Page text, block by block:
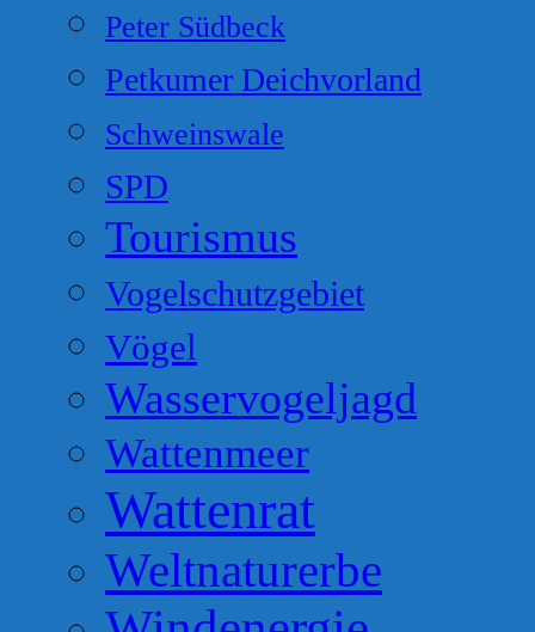
Peter Südbeck
Petkumer Deichvorland
Schweinswale
SPD
Tourismus
Vogelschutzgebiet
Vögel
Wasservogeljagd
Wattenmeer
Wattenrat
Weltnaturerbe